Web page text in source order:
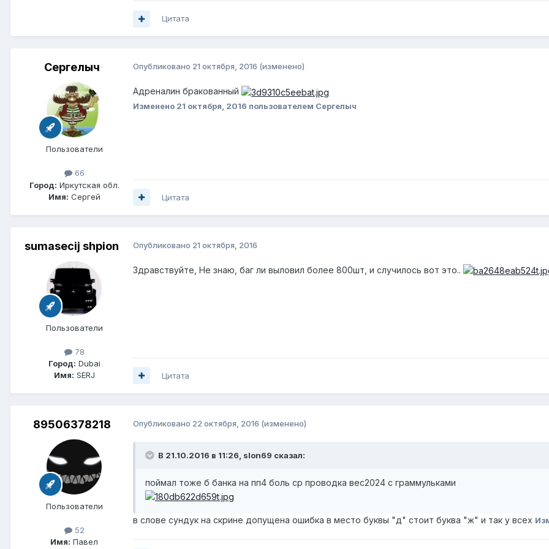
Цитата
Сергелыч
Пользователи
66
Город: Иркутская обл.
Имя: Сергей
Опубликовано 21 октября, 2016 (изменено)
Адреналин бракованный
Изменено 21 октября, 2016 пользователем Сергелыч
Цитата
sumasecij shpion
Пользователи
78
Город: Dubai
Имя: SERJ
Опубликовано 21 октября, 2016
Здравствуйте, Не знаю, баг ли выловил более 800шт, и случилось вот это..
Цитата
89506378218
Пользователи
52
Имя: Павел
Опубликовано 22 октября, 2016 (изменено)
В 21.10.2016 в 11:26, slon69 сказал:
поймал тоже б банка на пп4 боль ср проводка вес2024 с граммульками
в слове сундук на скрине допущена ошибка в место буквы "д" стоит буква "ж" и так у всех